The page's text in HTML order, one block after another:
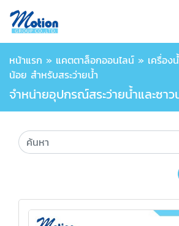
หน้าแรก » แคตตาล็อกออนไลน์ » เครื่อง
น้อย สำหรับสระว่ายน้ำ
จำหน่ายอุปกรณ์สระว่ายน้ำและซา